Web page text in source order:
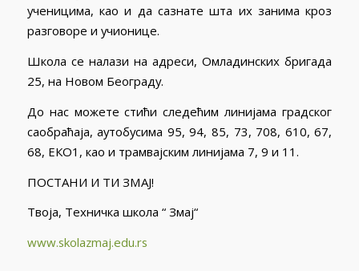
ученицима, као и да сазнате шта их занима кроз
разговоре и учионице.
Школа се налази на адреси, Омладинских бригада
25, на Новом Београду.
До нас можете стићи следећим линијама градског
саобраћаја, аутобусима 95, 94, 85, 73, 708, 610, 67,
68, ЕКО1, као и трамвајским линијама 7, 9 и 11.
ПОСТАНИ И ТИ ЗМАЈ!
Твоја, Техничка школа “ Змај“
www.skolazmaj.edu.rs